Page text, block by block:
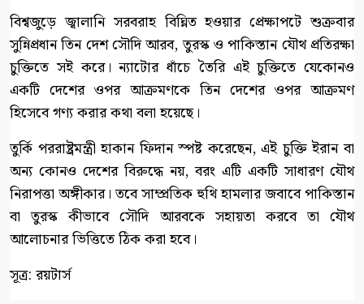
বিশ্বজুড়ে জ্বালানি সরবরাহ বিঘ্নিত হওয়ার প্রেক্ষাপটে শুক্রবার
সুন্নিপ্রধান তিন দেশ সৌদি আরব, তুরস্ক ও পাকিস্তান যৌথ প্রতিরক্ষা
চুক্তিতে সই করে। ন্যাটোর ধাঁচে তৈরি এই চুক্তিতে যেকোনও
একটি দেশের ওপর আক্রমণকে তিন দেশের ওপর আক্রমণ
হিসেবে গণ্য করার কথা বলা হয়েছে।
তুর্কি পররাষ্ট্রমন্ত্রী হাকান ফিদান স্পষ্ট করেছেন, এই চুক্তি ইরান বা
অন্য কোনও দেশের বিরুদ্ধে নয়, বরং এটি একটি সাধারণ যৌথ
নিরাপত্তা অঙ্গীকার। তবে সাম্প্রতিক হুথি হামলার জবাবে পাকিস্তান
বা তুরস্ক কীভাবে সৌদি আরবকে সহায়তা করবে তা যৌথ
আলোচনার ভিত্তিতে ঠিক করা হবে।
সূত্র: রয়টার্স